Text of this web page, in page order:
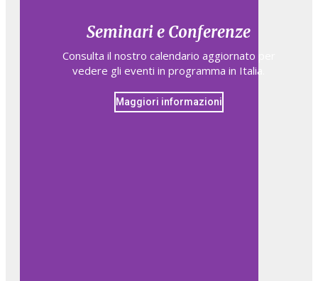
Seminari e Conferenze
Consulta il nostro calendario aggiornato per
vedere gli eventi in programma in Italia.
Maggiori informazioni